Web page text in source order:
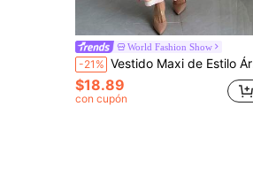
World Fashion Show
-21% Vestido Maxi de Estilo Árabe para Mujer Talla Grande, Vestido Casual Elegante de Vacaciones con Cuello Redondo, Manga Larga y Ajuste Holgado, Vestido de Noche Rosa
$18.89
con cupón